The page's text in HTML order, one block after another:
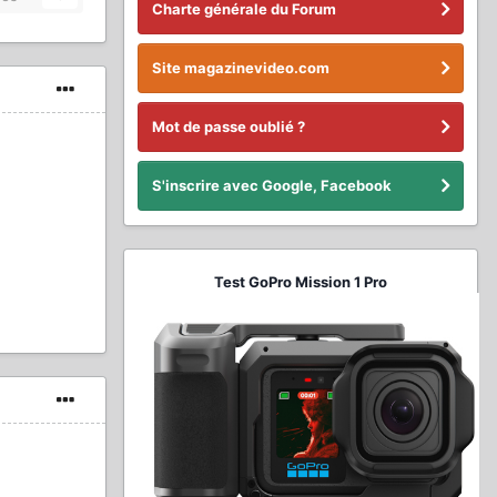
Charte générale du Forum
Site magazinevideo.com
Mot de passe oublié ?
S'inscrire avec Google, Facebook
Test GoPro Mission 1 Pro